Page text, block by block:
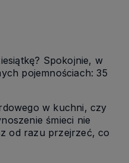
Spokojnie, w
pojemnościach: 35
w kuchni, czy
śmieci nie
od razu przejrzeć, co